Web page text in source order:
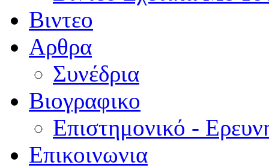
Βιντεο
Αρθρα
Συνέδρια
Βιογραφικο
Επιστημονικό -
Επικοινωνια